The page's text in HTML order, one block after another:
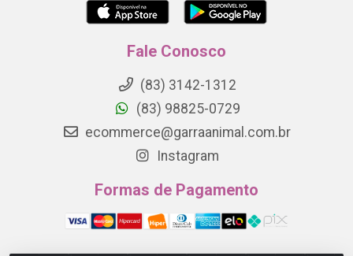
Fale Conosco
(83) 3142-1312
(83) 98825-0729
ecommerce@garraanimal.com.br
Instagram
Formas de Pagamento